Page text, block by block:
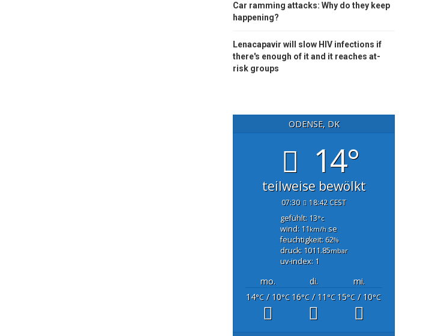
Car ramming attacks: Why do they keep
happening?
Lenacapavir will slow HIV infections if
there's enough of it and it reaches at-
risk groups
ODENSE, DK
14°
teilweise bewölkt
07:30 18:42 CEST
gefühlt: 13°c
wind: 11km/hse
feuchtigkeit: 62%
druck: 1011.85mbar
uv-index: 1
mo. di.
mi.
14°C / 10°C 16°C / 11°C 15°C / 10°C